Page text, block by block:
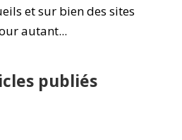
et sur bien des sites
autant...
publiés